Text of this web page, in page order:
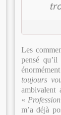
Les
pensé
toujours
ambivalent
«
m’a déjà